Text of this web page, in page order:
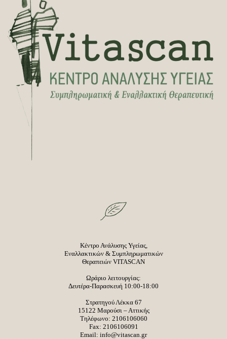
Κέντρο Ανάλυσης Υγείας,
Εναλλακτικών & Συμπληρωματικών
Θεραπειών VITASCAN
Ωράριο λειτουργίας:
Δευτέρα-Παρασκευή 10:00-18:00
Στρατηγού Λέκκα 67
15122 Μαρούσι – Αττικής
Τηλέφωνο: 2106106060
Fax: 2106106091
Email: info@vitascan.gr